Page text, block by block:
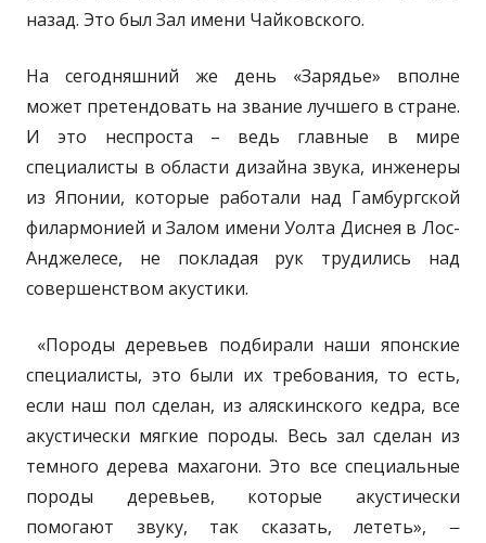
назад. Это был Зал имени Чайковского.
На сегодняшний же день «Зарядье» вполне
может претендовать на звание лучшего в стране.
И это неспроста – ведь главные в мире
специалисты в области дизайна звука, инженеры
из Японии, которые работали над Гамбургской
филармонией и Залом имени Уолта Диснея в Лос-
Анджелесе, не покладая рук трудились над
совершенством акустики.
«Породы деревьев подбирали наши японские
специалисты, это были их требования, то есть,
если наш пол сделан, из аляскинского кедра, все
акустически мягкие породы. Весь зал сделан из
темного дерева махагони. Это все специальные
породы деревьев, которые акустически
помогают звуку, так сказать, лететь», ‒